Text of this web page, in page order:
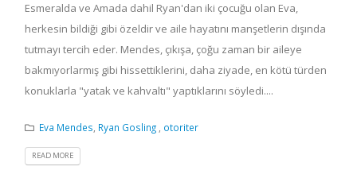
Esmeralda ve Amada dahil Ryan'dan iki çocuğu olan Eva,
herkesin bildiği gibi özeldir ve aile hayatını manşetlerin dışında
tutmayı tercih eder. Mendes, çıkışa, çoğu zaman bir aileye
bakmıyorlarmış gibi hissettiklerini, daha ziyade, en kötü türden
konuklarla "yatak ve kahvaltı" yaptıklarını söyledi....
Eva Mendes, Ryan Gosling , otoriter
READ MORE